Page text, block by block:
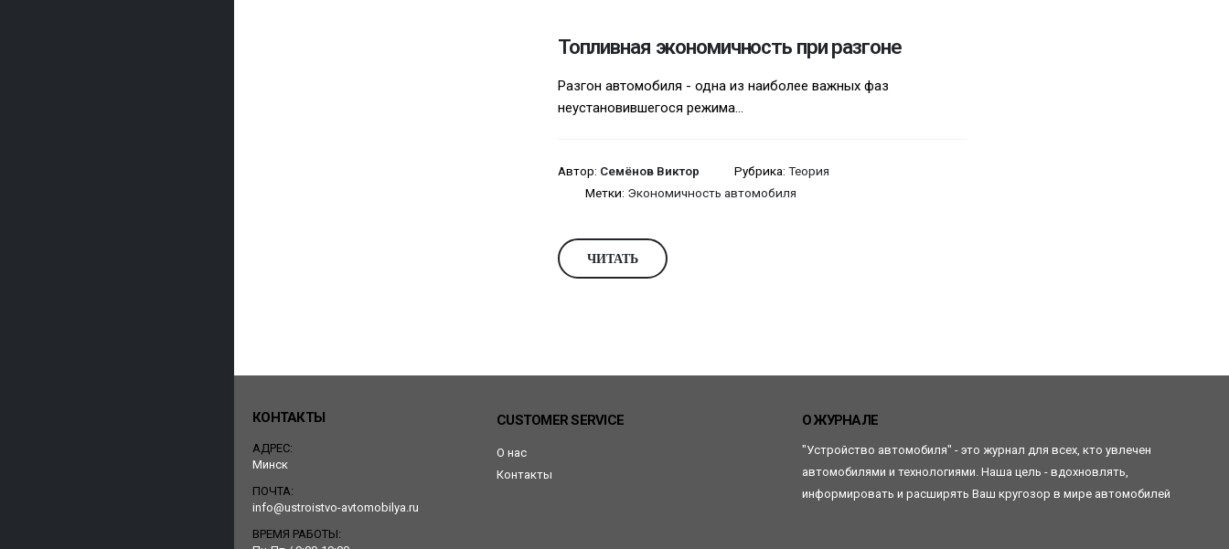
Топливная экономичность при разгоне
Разгон автомобиля - одна из наиболее важных фаз
неустановившегося режима...
Автор: Семёнов Виктор Рубрика: Теория
Метки: Экономичность автомобиля
ЧИТАТЬ
КОНТАКТЫ
АДРЕС:
Минск
ПОЧТА:
info@ustroistvo-avtomobilya.ru
ВРЕМЯ РАБОТЫ:
CUSTOMER SERVICE
О нас
Контакты
О ЖУРНАЛЕ
"Устройство автомобиля" - это журнал для всех, кто увлечен
автомобилями и технологиями. Наша цель - вдохновлять,
информировать и расширять Ваш кругозор в мире автомобилей